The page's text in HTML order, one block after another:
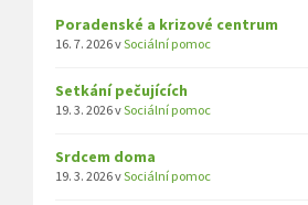
Poradenské a krizové centrum
16. 7. 2026vSociální pomoc
Setkání pečujících
19. 3. 2026vSociální pomoc
Srdcem doma
19. 3. 2026vSociální pomoc